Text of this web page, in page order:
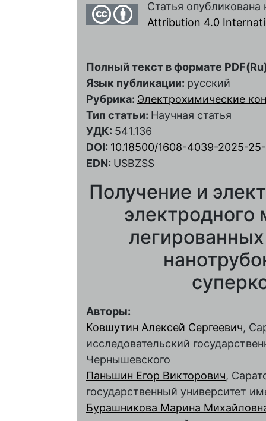
Статья
Attribution 4.0
Полный текст в формате
Язык публикации: русский
Рубрика: Электрохимические
Тип статьи: Научная статья
УДК: 541.136
DOI: 10.18500/1608-4039-2025-
EDN: USBZSS
Получение и
электродного
Авторы:
Ковшутин Алексей Сергеевич,
исследовательский
Чернышевского
Паньшин Егор Викторович,
государственный университет
Бурашникова Марина